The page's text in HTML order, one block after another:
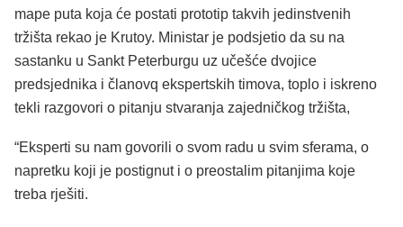
mape puta koja će postati prototip takvih jedinstvenih
tržišta rekao je Krutoy. Ministar je podsjetio da su na
sastanku u Sankt Peterburgu uz učešće dvojice
predsjednika i članovq ekspertskih timova, toplo i iskreno
tekli razgovori o pitanju stvaranja zajedničkog tržišta,
“Eksperti su nam govorili o svom radu u svim sferama, o
napretku koji je postignut i o preostalim pitanjima koje
treba rješiti.